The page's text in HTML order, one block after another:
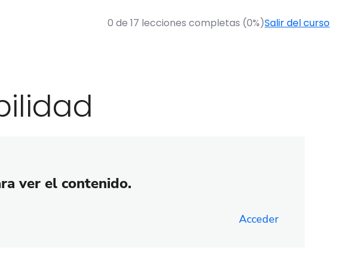
0 de 17 lecciones completas (0%)Salir del curso
ver el contenido.
Acceder